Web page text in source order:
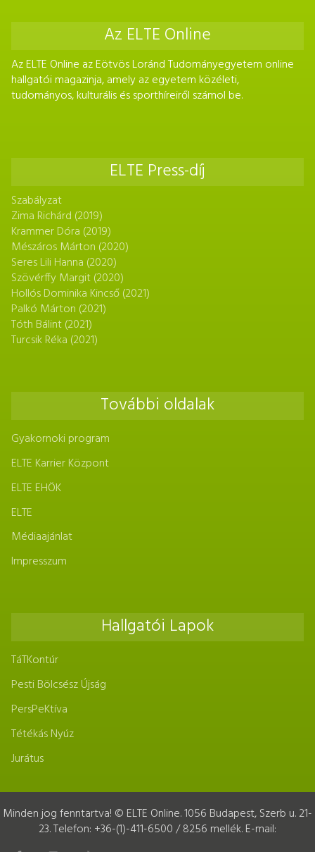
Az ELTE Online
Az ELTE Online az Eötvös Loránd Tudományegyetem online
hallgatói magazinja, amely az egyetem közéleti,
tudományos, kulturális és sporthíreiről számol be.
ELTE Press-díj
Szabályzat
Zima Richárd (2019)
Krammer Dóra (2019)
Mészáros Márton (2020)
Seres Lili Hanna (2020)
Szövérffy Margit (2020)
Hollós Dominika Kincső (2021)
Palkó Márton (2021)
Tóth Bálint (2021)
Turcsik Réka (2021)
További oldalak
Gyakornoki program
ELTE Karrier Központ
ELTE EHÖK
ELTE
Médiaajánlat
Impresszum
Hallgatói Lapok
TáTKontúr
Pesti Bölcsész Újság
PersPeKtíva
Tétékás Nyúz
Jurátus
Minden jog fenntartva! © ELTE Online. 1056 Budapest, Szerb u. 21-
23. Telefon: +36-(1)-411-6500 / 8256 mellék. E-mail: